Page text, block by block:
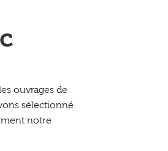
ouvrages de
sélectionné
notre